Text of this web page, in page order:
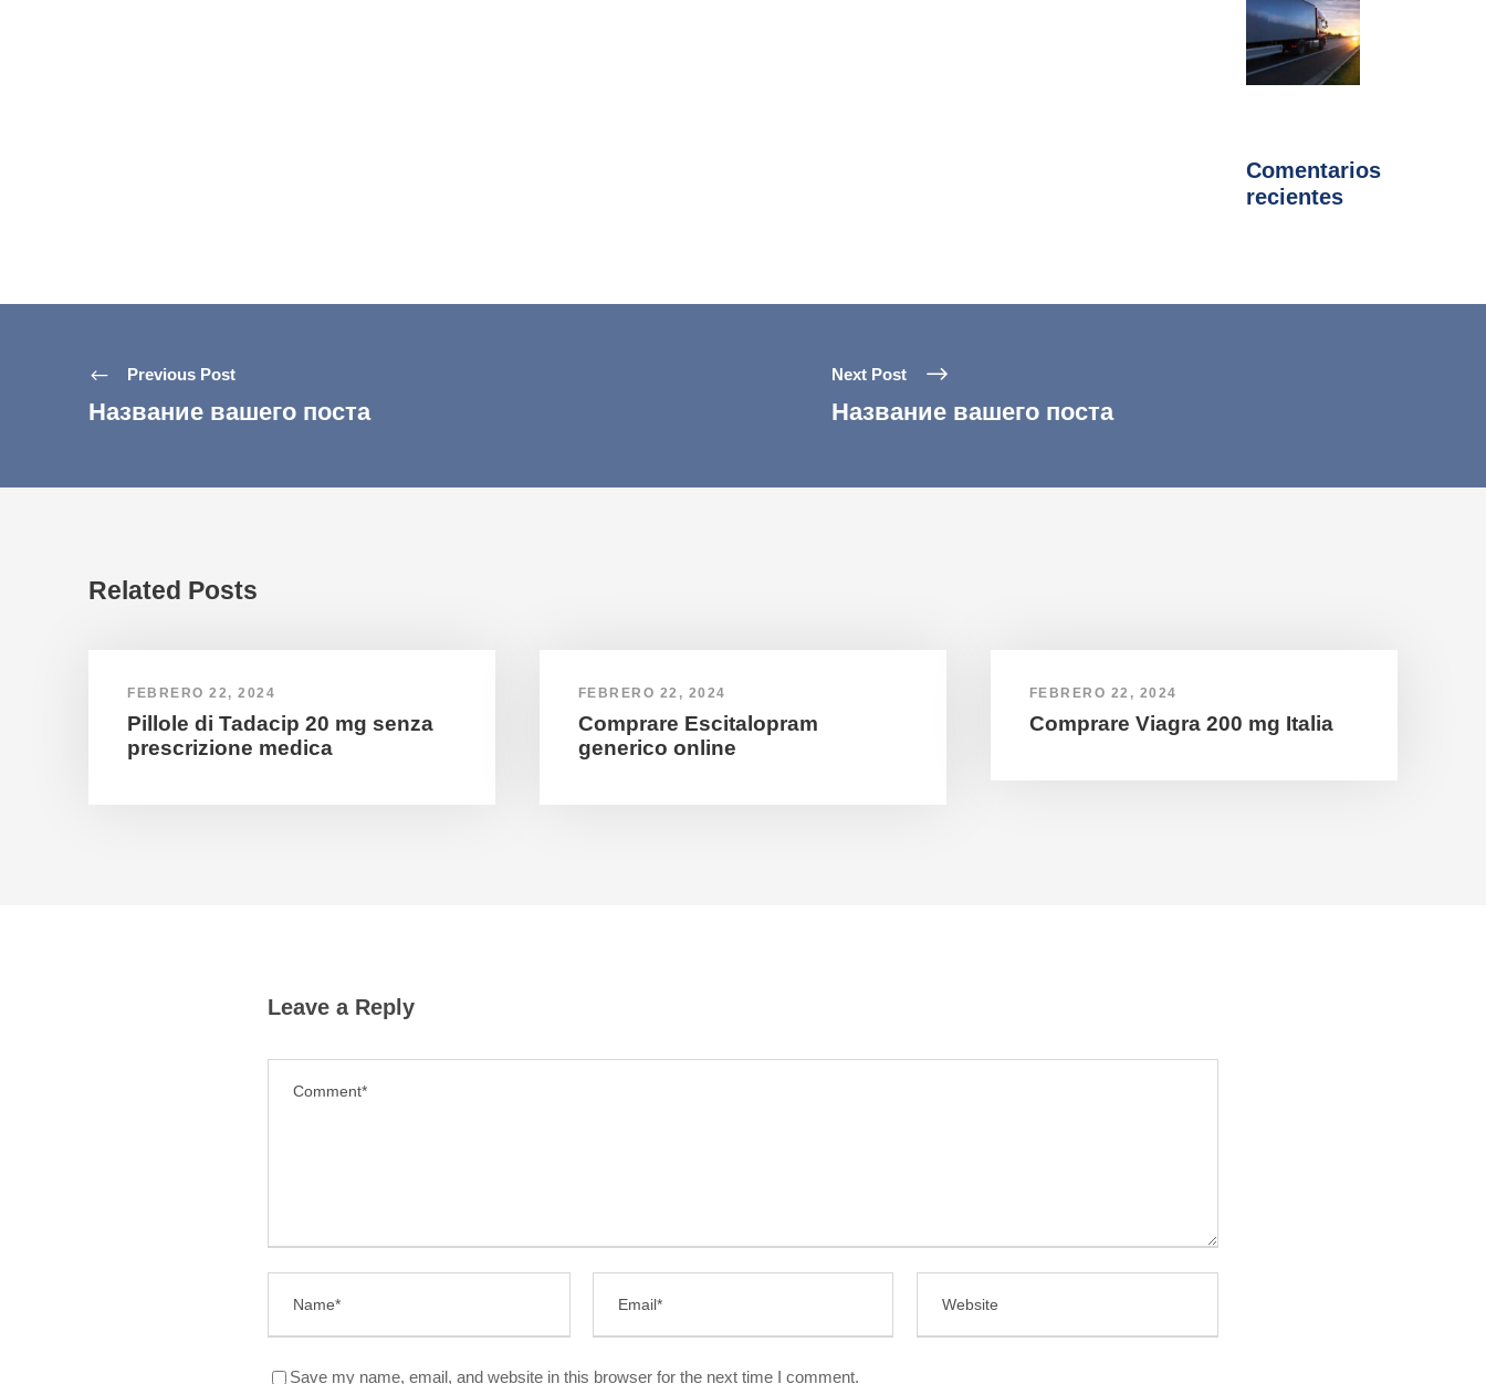
Comentarios
recientes
Previous Post
Название вашего поста
Next Post
Название вашего поста
Related Posts
FEBRERO 22, 2024
Pillole di Tadacip 20 mg senza
prescrizione medica
FEBRERO 22, 2024
Comprare Escitalopram
generico online
FEBRERO 22, 2024
Comprare Viagra 200 mg Italia
Leave a Reply
Save my name, email, and website in this browser for the next time I comment.